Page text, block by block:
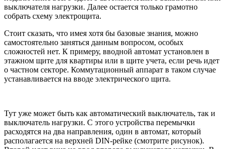
выключателя нагрузки. Далее остается только грамотно
собрать схему электрощита.
Стоит сказать, что имея хотя бы базовые знания, можно
самостоятельно заняться данным вопросом, особых
сложностей нет. К примеру, вводной автомат установлен в
этажном щите для квартиры или в щите учета, если речь идет
о частном секторе. Коммутационный аппарат в таком случае
устанавливается на вводе электрического щита.
Тут уже может быть как автоматический выключатель, так и
выключатель нагрузки. С этого устройства перемычки
расходятся на два направления, один в автомат, который
располагается на верхней DIN-рейке (смотрите рисунок).